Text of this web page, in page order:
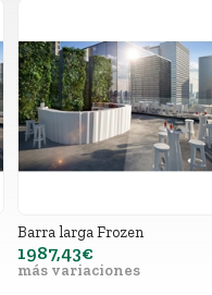
Mesa alta Frozen
522,72€
más variaciones